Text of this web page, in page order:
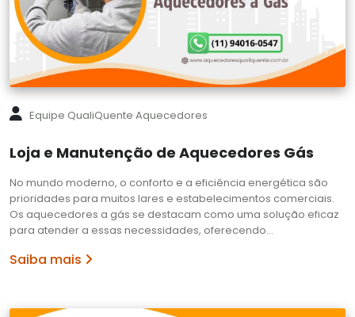
Equipe QualiQuente Aquecedores
Loja e Manutenção de Aquecedores Gás
No mundo moderno, o conforto e a eficiência energética são
prioridades para muitos lares e estabelecimentos comerciais.
Os aquecedores a gás se destacam como uma solução eficaz
para atender a essas necessidades, oferecendo…
Saiba mais